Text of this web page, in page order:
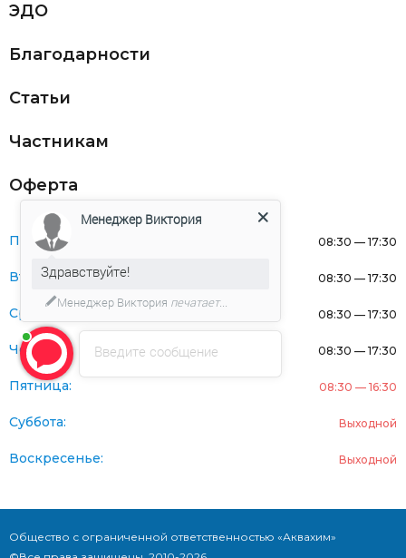
ЭДО
Благодарности
Статьи
Частникам
Оферта
Понедельник: 08:30 — 17:30
Вторник: 08:30 — 17:30
Среда: 08:30 — 17:30
Четверг: 08:30 — 17:30
Пятница: 08:30 — 16:30
Суббота: Выходной
Воскресенье: Выходной
Общество с ограниченной ответственностью «Аквахим»
Введите сообщение
Менеджер Виктория
Здравствуйте!
Менеджер Виктория печатает...